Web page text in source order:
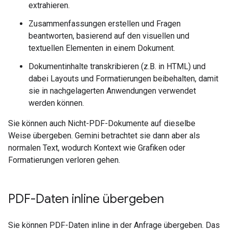
extrahieren.
Zusammenfassungen erstellen und Fragen
beantworten, basierend auf den visuellen und
textuellen Elementen in einem Dokument.
Dokumentinhalte transkribieren (z.B. in HTML) und
dabei Layouts und Formatierungen beibehalten, damit
sie in nachgelagerten Anwendungen verwendet
werden können.
Sie können auch Nicht-PDF-Dokumente auf dieselbe
Weise übergeben. Gemini betrachtet sie dann aber als
normalen Text, wodurch Kontext wie Grafiken oder
Formatierungen verloren gehen.
PDF-Daten inline übergeben
Sie können PDF-Daten inline in der Anfrage übergeben. Das